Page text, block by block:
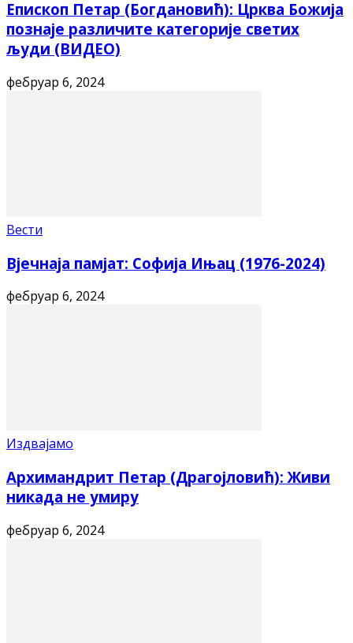
Епископ Петар (Богдановић): Црква Божија
познаје различите категорије светих
људи (ВИДЕО)
фебруар 6, 2024
Вести
Вјечнаја памјат: Софија Ињац (1976-2024)
фебруар 6, 2024
Издвајамо
Архимандрит Петар (Драгојловић): Живи
никада не умиру
фебруар 6, 2024